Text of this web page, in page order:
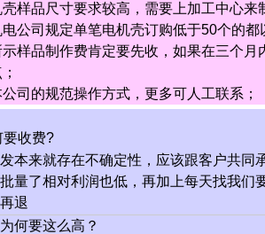
样品尺寸要求较高，需要上加工中心来
公司规定单笔电机壳订购低于50个的都
样品制作费肯定要先收，如果在三个
司的规范操作方式，更多可人工联系；
要收费?
本来就存在不确定性，应该跟客户共
量了相对利润也低，再加上每天找我们
退
何要这么高？